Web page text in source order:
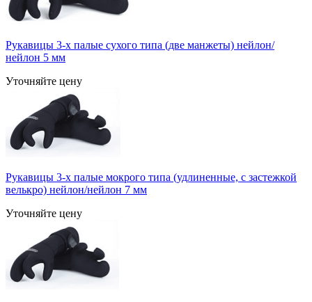
Рукавицы 3-х палые сухого типа (две манжеты) нейлон/
нейлон 5 мм
Уточняйте цену
Рукавицы 3-х палые мокрого типа (удлиненные, с застежкой
велькро) нейлон/нейлон 7 мм
Уточняйте цену